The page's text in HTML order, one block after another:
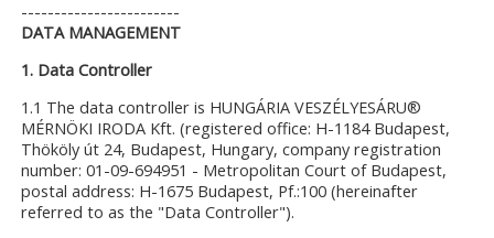
------------------------
DATA MANAGEMENT
1. Data Controller
1.1 The data controller is HUNGÁRIA VESZÉLYESÁRU®
MÉRNÖKI IRODA Kft. (registered office: H-1184 Budapest,
Thököly út 24, Budapest, Hungary, company registration
number: 01-09-694951 - Metropolitan Court of Budapest,
postal address: H-1675 Budapest, Pf.:100 (hereinafter
referred to as the "Data Controller").